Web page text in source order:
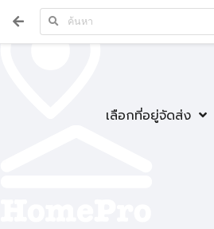
เลือกที่อยู่จัดส่ง